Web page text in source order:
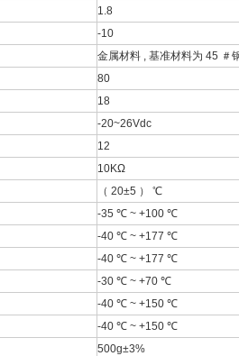
1.8
-10
金属材料 , 基准材料为 45 ＃
80
18
-20~26Vdc
12
10KΩ
（ 20±5 ） ℃
-35 ℃ ~ +100 ℃
-40 ℃ ~ +177 ℃
-40 ℃ ~ +177 ℃
-30 ℃ ~ +70 ℃
-40 ℃ ~ +150 ℃
-40 ℃ ~ +150 ℃
500g±3%